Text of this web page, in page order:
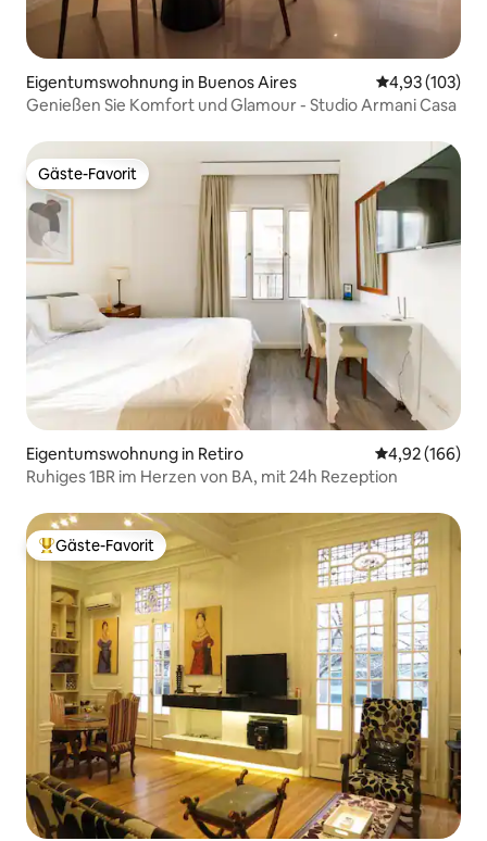
Eigentumswohnung in Buenos Aires
4,93 (103)
Genießen Sie Komfort und Glamour - Studio Armani Casa
Gäste-Favorit
Gäste-Favorit
Eigentumswohnung in Retiro
4,92 (166)
Ruhiges 1BR im Herzen von BA, mit 24h Rezeption
Beliebter Gäste-Favorit.
Gäste-Favorit